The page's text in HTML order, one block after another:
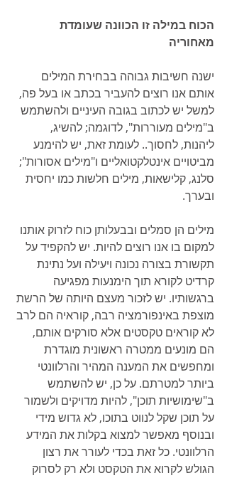
הכוח במילה זו הכוונה שעומדת
מאחוריה
ישנה חשיבות גבוהה בבחירת המילים
אותם אנו רוצים להעביר בכתב או בעל פה,
למשל יש לכתוב בגובה העיניים ולהשתמש
ב"מילים מעוררות", לדוגמה; להשיג,
ליהנות, לחסוך.. לעומת זאת, יש להימנע
מביטויים אינטלקטואליים ו"מילים אסורות";
סלנג, קלישאות, מילים חלשות כמו יחסית
ובערך.
מילים הן סמלים ובבעלותן כוח לזרוק אותנו
למקום בו אנו רוצים להיות. יש להקפיד על
תקשורת בצורה נכונה ויעילה ועל נתינת
קרדיט לקורא תוך הימנעות מפגיעה
ברגשותיו. יש לזכור מעצם היותה של הרשת
מוצפת באינפורמציה רבה, קוראיה הם לרב
לא קוראים טקסטים אלא סורקים אותם,
הם מונעים ממטרה ראשונית מוגדרת
ומחפשים את המענה המהיר והרלוונטי
ביותר למטרתם. על כן, יש להשתמש
ב"שימושיות תוכן", להיות מדויקים ולשמור
על תוכן שקל לנווט בתוכו, לא גדוש מידי
ובנוסף מאפשר למצוא בקלות את המידע
הרלוונטי. כל זאת בכדי לעורר את רצון
הגולש לקרוא את הטקסט ולא רק לסרוק